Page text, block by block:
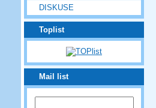
DISKUSE
Toplist
Mail list